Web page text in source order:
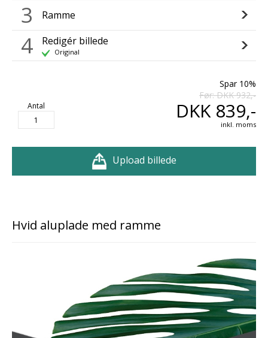
3 Ramme
4 Redigér billede
Original
Spar 10%
Før: DKK 932,-
Antal DKK 839,-
inkl. moms
Upload billede
Hvid aluplade med ramme